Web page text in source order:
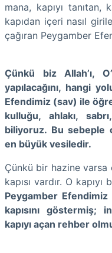
mana, kapıyı tanıtan,
kapıdan içeri nasıl
çağıran Peygamber
Çünkü biz Allah’ı,
yapılacağını, hangi
Efendimiz (sav) ile
kulluğu, ahlakı,
biliyoruz. Bu sebeple
en büyük vesiledir.
Çünkü bir hazine
kapısı vardır. O
Peygamber Efendimiz
kapısını göstermiş;
kapıyı açan rehber